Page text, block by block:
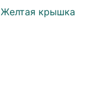
Желтая крышка